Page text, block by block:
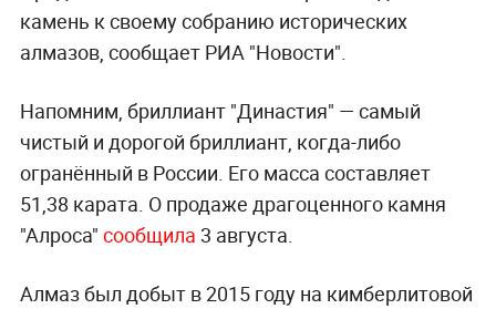
камень к своему собранию исторических
алмазов, сообщает РИА "Новости".
Напомним, бриллиант "Династия" — самый
чистый и дорогой бриллиант, когда-либо
огранённый в России. Его масса составляет
51,38 карата. О продаже драгоценного камня
"Алроса" сообщила 3 августа.
Алмаз был добыт в 2015 году на кимберлитовой